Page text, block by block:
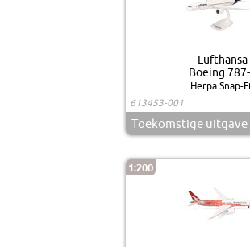
Lufthansa
Boeing
Herpa Snap-
613453-001
Toekomstige uitgave
1:200